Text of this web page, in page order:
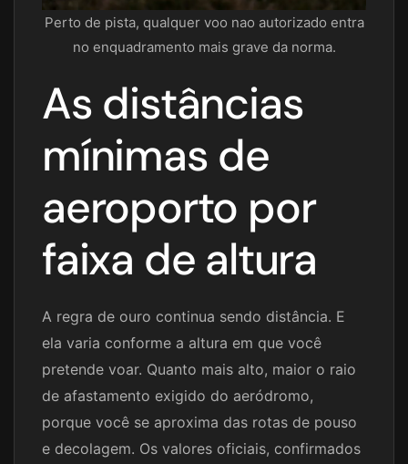
Perto de pista, qualquer voo nao autorizado entra
no enquadramento mais grave da norma.
As distâncias
mínimas de
aeroporto por
faixa de altura
A regra de ouro continua sendo distância. E
ela varia conforme a altura em que você
pretende voar. Quanto mais alto, maior o raio
de afastamento exigido do aeródromo,
porque você se aproxima das rotas de pouso
e decolagem. Os valores oficiais, confirmados